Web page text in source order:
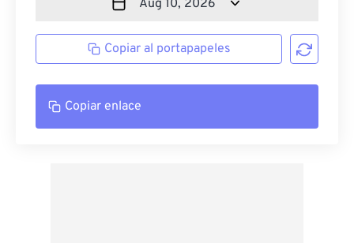
Copiar al portapapeles
Copiar enlace